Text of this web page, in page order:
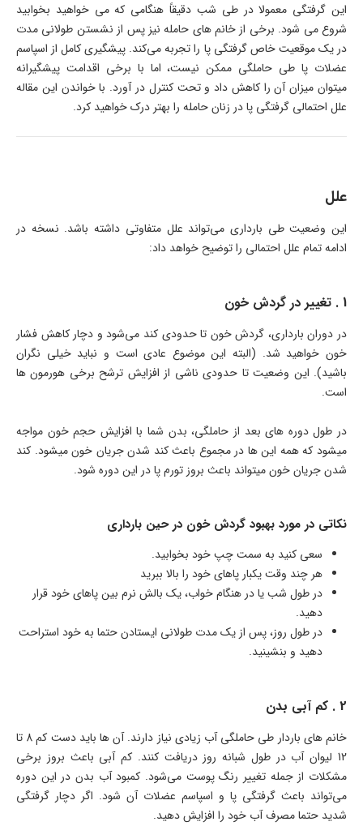
این گرفتگی معمولا در طی شب دقیقاً هنگامی که می خواهید بخوابید
شروع می شود. برخی از خانم های حامله نیز پس از نشستن طولانی مدت
در یک موقعیت خاص گرفتگی پا را تجربه می‌کند. پیشگیری کامل از اسپاسم
عضلات پا طی حاملگی ممکن نیست، اما با برخی اقدامت پیشگیرانه
میتوان میزان آن را کاهش داد و تحت کنترل در آورد. با خواندن این مقاله
علل احتمالی گرفتگی پا در زنان حامله را بهتر درک خواهید کرد.
علل
این وضعیت طی بارداری می‌تواند علل متفاوتی داشته باشد. نسخه در
ادامه تمام علل احتمالی را توضیح خواهد داد:
1 . تغییر در گردش خون
در دوران بارداری، گردش خون تا حدودی کند می‌شود و دچار کاهش فشار
خون خواهید شد. (البته این موضوع عادی است و نباید خیلی نگران
باشید). این وضعیت تا حدودی ناشی از افزایش ترشح برخی هورمون ها
است.
در طول دوره های بعد از حاملگی، بدن شما با افزایش حجم خون مواجه
میشود که همه این ها در مجموع باعث کند شدن جریان خون میشود. کند
شدن جریان خون میتواند باعث بروز تورم پا در این دوره شود.
نکاتی در مورد بهبود گردش خون در حین بارداری
سعی کنید به سمت چپ خود بخوابید.
هر چند وقت یکبار پاهای خود را بالا ببرید
در طول شب یا در هنگام خواب، یک بالش نرم بین پاهای خود قرار
دهید.
در طول روز، پس از یک مدت طولانی ایستادن حتما به خود استراحت
دهید و بنشینید.
2 . کم آبی بدن
خانم های باردار طی حاملگی آب زیادی نیاز دارند. آن ها باید دست کم 8 تا
12 لیوان آب در طول شبانه روز دریافت کنند. کم آبی باعث بروز برخی
مشکلات از جمله تغییر رنگ پوست می‌شود. کمبود آب بدن در این دوره
می‌تواند باعث گرفتگی پا و اسپاسم عضلات آن شود. اگر دچار گرفتگی
شدید حتما مصرف آب خود را افزایش دهید.